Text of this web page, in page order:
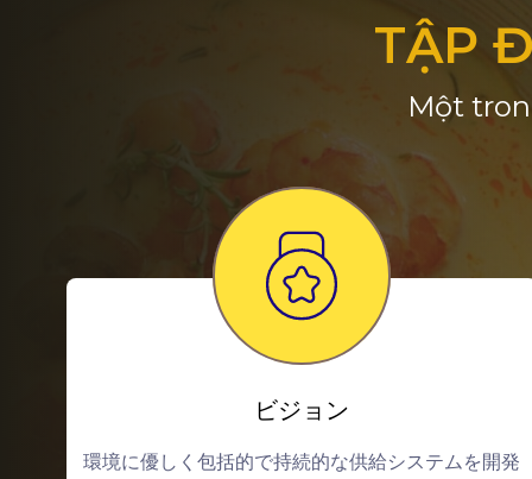
TẬP
Một
ビジョン
環境に優しく包括的で持続的な供給システムを開発